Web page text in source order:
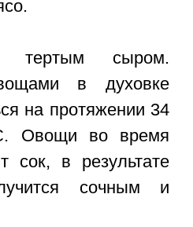
тертым сыром.
в духовке
на протяжении 34
Овощи во время
сок, в результате
сочным и